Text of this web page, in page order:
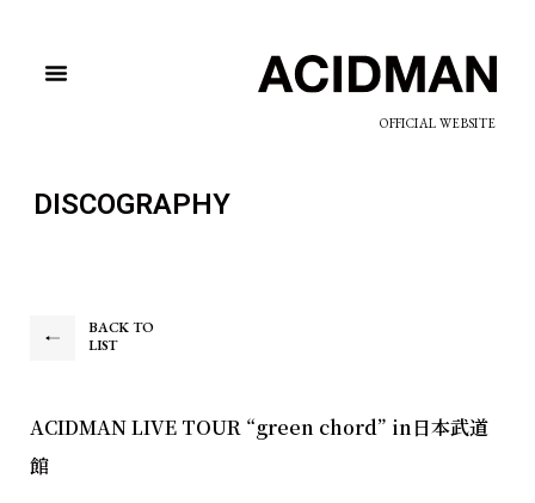
OFFICIAL WEBSITE
DISCOGRAPHY
BACK TO
LIST
ACIDMAN LIVE TOUR “green chord” in日本武道
館